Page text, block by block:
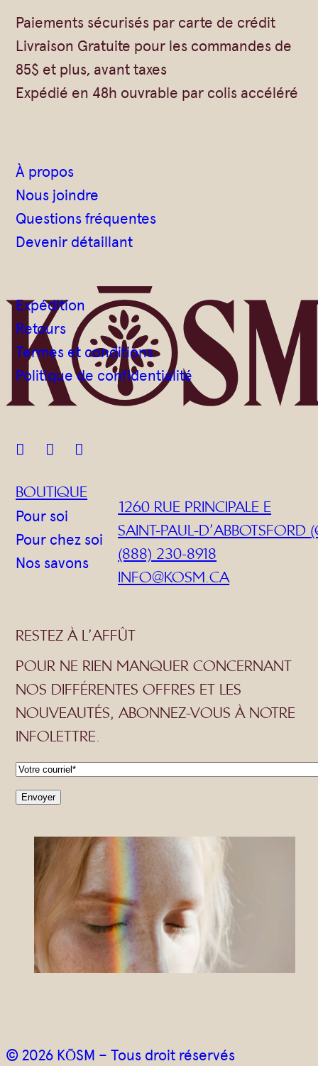
A
c
é
r
a
Paiements sécurisés par carte de crédit
Livraison Gratuite pour les commandes de
85$ et plus, avant taxes
Expédié en 48h ouvrable par colis accéléré
À propos
Nous joindre
Questions fréquentes
Devenir détaillant
Expédition
Retours
Termes et conditions
Politique de confidentialité
  
BOUTIQUE
Pour soi
Pour chez soi
Nos savons
1260 RUE PRINCIPALE E
SAINT-PAUL-D’ABBOTSFORD
(888) 230-8918
INFO@KOSM.CA
RESTEZ À L’AFFÛT
POUR NE RIEN MANQUER CONCERNANT
NOS DIFFÉRENTES OFFRES ET LES
NOUVEAUTÉS, ABONNEZ-VOUS À NOTRE
INFOLETTRE.
C
oEnvoyer
© 2026 KŌSM – Tous droit réservés